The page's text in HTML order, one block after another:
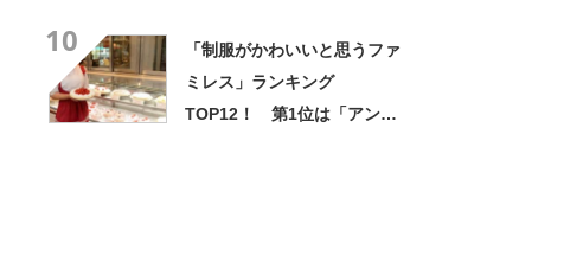
10
「制服がかわいいと思うファ
ミレス」ランキング
TOP12！ 第1位は「アンナ